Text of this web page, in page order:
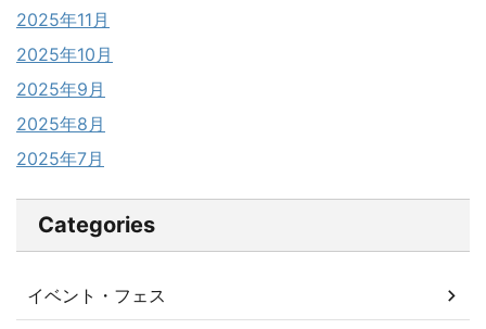
2025年11月
2025年10月
2025年9月
2025年8月
2025年7月
Categories
イベント・フェス